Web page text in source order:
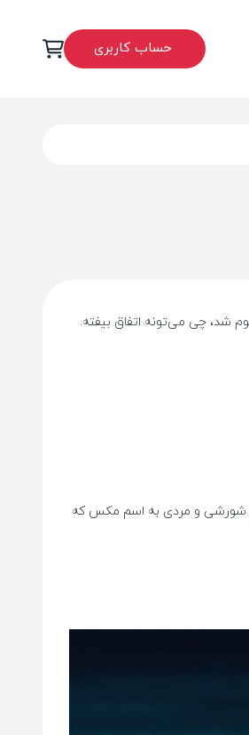
حساب کاربری
چی تموم شد، چی می‌تونه اتفاق بیفته.
زنِ شورشی و مردی به اسم مکس که